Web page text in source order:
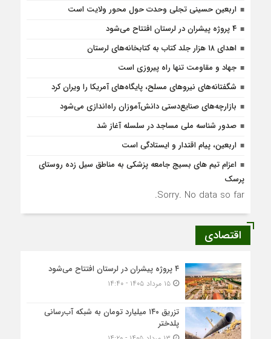
اربعین حسینی تجلی وحدت حول محور ولایت است
۴ پروژه پیشران در لرستان افتتاح می‌شود
اهدای ۱۸ هزار جلد کتاب به کتابخانه‌های لرستان
جهاد و مقاومت تنها راه پیروزی است
شگفتانه‌های نیروهای مسلح، پایگاه‌های آمریکا را ویران کرد
بازارچه‌های صنایع‌دستی دانش‌آموزان راه‌اندازی می‌شود
صدور شناسه ملی مساجد در سلسله آغاز شد
اربعین، پیام اقتدار و ایستادگی است
اعزام تیم های بسیج جامعه پزشکی به مناطق سیل زده روستای
پرسک
Sorry. No data so far.
اقتصادی
۴ پروژه پیشران در لرستان افتتاح می‌شود
۱۵ مرداد ۱۴۰۵ - ۱۴:۴۰
تزریق ۱۴۰ میلیارد تومان به شبکه آب‌رسانی
پلدختر